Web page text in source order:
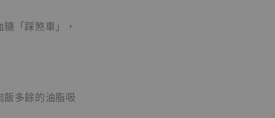
「踩煞車」，
多餘的油脂吸